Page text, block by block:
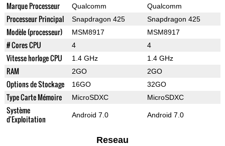
Marque Processeur Qualcomm Qualcomm
Processeur Principal Snapdragon 425 Snapdragon 425
Modèle (processeur) MSM8917 MSM8917
# Cores CPU 4 4
Vitesse horloge CPU 1.4 GHz 1.4 GHz
RAM 2GO 2GO
Options de Stockage 16GO 32GO
Type Carte Mémoire MicroSDXC MicroSDXC
Système
d'Exploitation
Android 7.0 Android 7.0
Reseau